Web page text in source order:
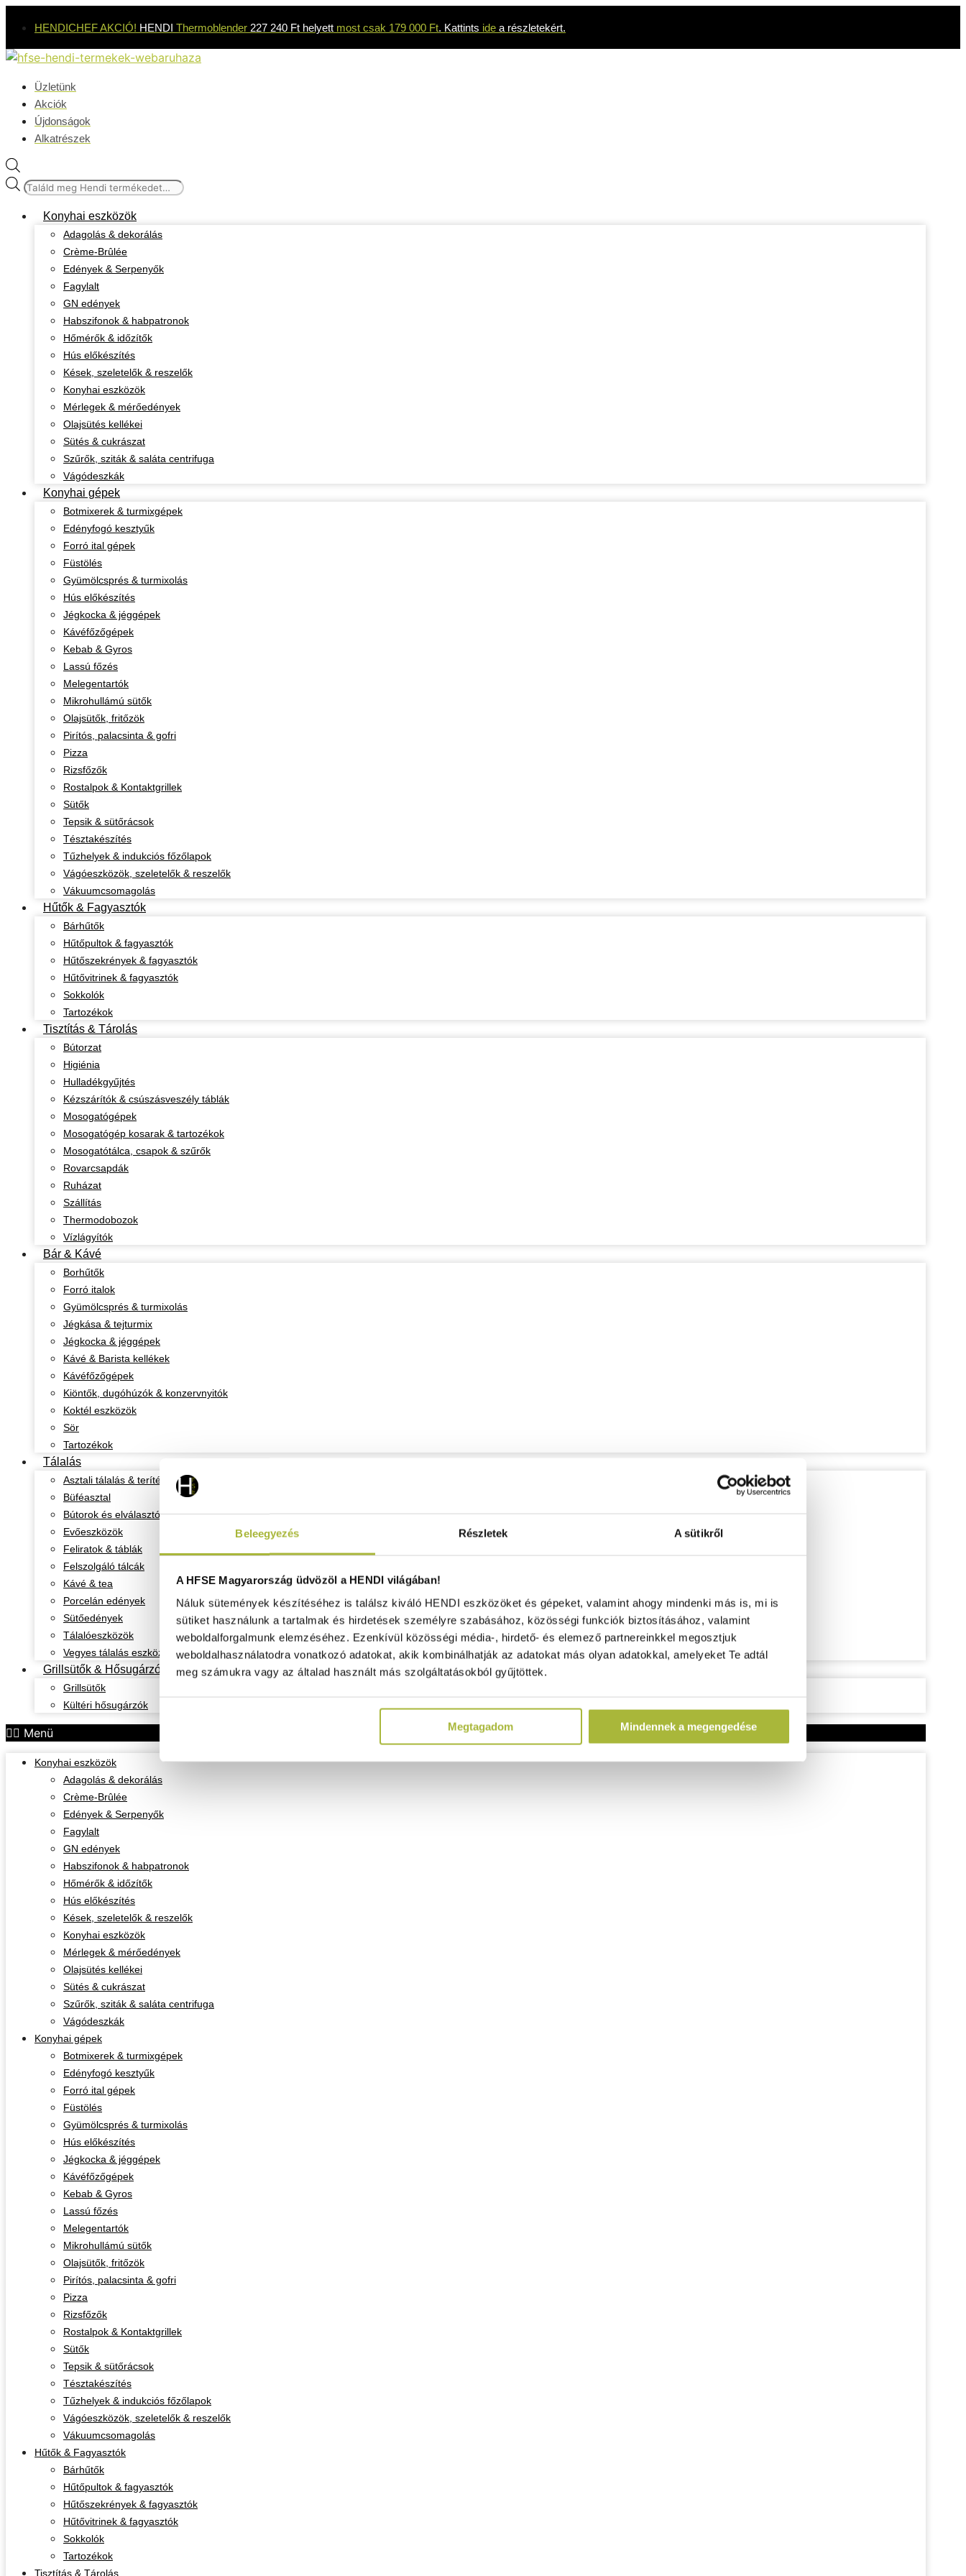
Beleegyezés Részletek A sütikről
A HFSE Magyarország üdvözöl a HENDI világában!
Náluk sütemények készítéséhez is találsz kiváló HENDI eszközöket és gépeket, valamint ahogy mindenki más is, mi is
sütiket használunk a tartalmak és hirdetések személyre szabásához, közösségi funkciók biztosításához, valamint
weboldalforgalmunk elemzéséhez. Ezenkívül közösségi média-, hirdető- és elemező partnereinkkel megosztjuk
weboldalhasználatodra vonatkozó adatokat, akik kombinálhatják az adatokat más olyan adatokkal, amelyeket Te adtál
meg számukra vagy az általad használt más szolgáltatásokból gyűjtöttek.
Megtagadom Mindennek a megengedése
tartalomba
HENDICHEF AKCIÓ! HENDI Thermoblender 227 240 Ft helyett most csak 179 000 Ft. Kattints ide a részletekért.
Üzletünk
Akciók
Újdonságok
Alkatrészek
Products
Konyhai eszközök
Adagolás & dekorálás
Crème-Brûlée
Edények & Serpenyők
Fagylalt
GN edények
Habszifonok & habpatronok
Hőmérők & időzítők
Hús előkészítés
Kések, szeletelők & reszelők
Konyhai eszközök
Mérlegek & mérőedények
Olajsütés kellékei
Sütés & cukrászat
Szűrők, sziták & saláta centrifuga
Vágódeszkák
Konyhai gépek
Botmixerek & turmixgépek
Edényfogó kesztyűk
Forró ital gépek
Füstölés
Gyümölcsprés & turmixolás
Hús előkészítés
Jégkocka & jéggépek
Kávéfőzőgépek
Kebab & Gyros
Lassú főzés
Melegentartók
Mikrohullámú sütők
Olajsütők, fritőzök
Pirítós, palacsinta & gofri
Pizza
Rizsfőzők
Rostalpok & Kontaktgrillek
Sütők
Tepsik & sütőrácsok
Tésztakészítés
Tűzhelyek & indukciós főzőlapok
Vágóeszközök, szeletelők & reszelők
Vákuumcsomagolás
Hűtők & Fagyasztók
Bárhűtők
Hűtőpultok & fagyasztók
Hűtőszekrények & fagyasztók
Hűtővitrinek & fagyasztók
Sokkolók
Tartozékok
Tisztítás & Tárolás
Bútorzat
Higiénia
Hulladékgyűjtés
Kézszárítók & csúszásveszély táblák
Mosogatógépek
Mosogatógép kosarak & tartozékok
Mosogatótálca, csapok & szűrők
Rovarcsapdák
Ruházat
Szállítás
Thermodobozok
Vízlágyítók
Bár & Kávé
Borhűtők
Forró italok
Gyümölcsprés & turmixolás
Jégkása & tejturmix
Jégkocka & jéggépek
Kávé & Barista kellékek
Kávéfőzőgépek
Kiöntők, dugóhúzók & konzervnyitók
Koktél eszközök
Sör
Tartozékok
Tálalás
Asztali tálalás & teríték
Büféasztal
Bútorok és elválasztó oszlopok
Evőeszközök
Feliratok & táblák
Felszolgáló tálcák
Kávé & tea
Porcelán edények
Sütőedények
Tálalóeszközök
Vegyes tálalás eszközök
Grillsütők & Hősugárzók
Grillsütők
Kültéri hősugárzók
Menü
Konyhai eszközök
Adagolás & dekorálás
Crème-Brûlée
Edények & Serpenyők
Fagylalt
GN edények
Habszifonok & habpatronok
Hőmérők & időzítők
Hús előkészítés
Kések, szeletelők & reszelők
Konyhai eszközök
Mérlegek & mérőedények
Olajsütés kellékei
Sütés & cukrászat
Szűrők, sziták & saláta centrifuga
Vágódeszkák
Konyhai gépek
Botmixerek & turmixgépek
Edényfogó kesztyűk
Forró ital gépek
Füstölés
Gyümölcsprés & turmixolás
Hús előkészítés
Jégkocka & jéggépek
Kávéfőzőgépek
Kebab & Gyros
Lassú főzés
Melegentartók
Mikrohullámú sütők
Olajsütők, fritőzök
Pirítós, palacsinta & gofri
Pizza
Rizsfőzők
Rostalpok & Kontaktgrillek
Sütők
Tepsik & sütőrácsok
Tésztakészítés
Tűzhelyek & indukciós főzőlapok
Vágóeszközök, szeletelők & reszelők
Vákuumcsomagolás
Hűtők & Fagyasztók
Bárhűtők
Hűtőpultok & fagyasztók
Hűtőszekrények & fagyasztók
Hűtővitrinek & fagyasztók
Sokkolók
Tartozékok
Tisztítás & Tárolás